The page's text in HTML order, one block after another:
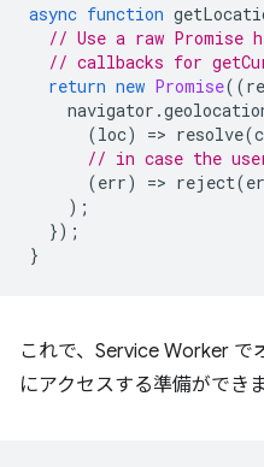
async function
// Use a raw Promise
// callbacks for
return new Promise((
navigator .
(loc) => resolve(
// in case the
(err) => reject(
);
});
}
これで、Service Worker で
にアクセスする準備ができ